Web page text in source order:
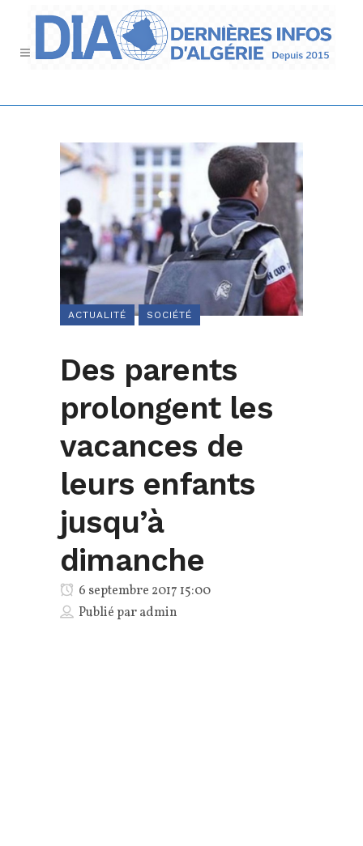
ACTUALITÉ SOCIÉTÉ
Des parents
prolongent les
vacances de
leurs enfants
jusqu’à
dimanche
6 septembre 2017 15:00
Publié paradmin